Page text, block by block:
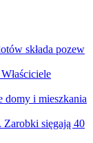
składa pozew
domy i mieszkania
sięgają 40